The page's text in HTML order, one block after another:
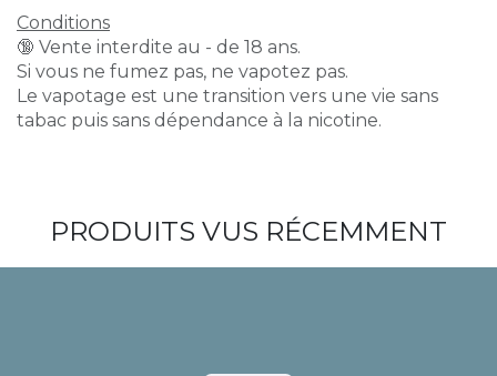
Conditions
🔞 Vente interdite au - de 18 ans.
Si vous ne fumez pas, ne vapotez pas.
Le vapotage est une transition vers une vie sans
tabac puis sans dépendance à la nicotine.
PRODUITS VUS RÉCEMMENT